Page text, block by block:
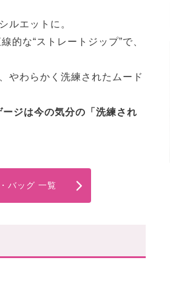
ルエットに。
的な“ストレートジップ”で、
やわらかく洗練されたムード
ジは今の気分の「洗練され
バッグ 一覧